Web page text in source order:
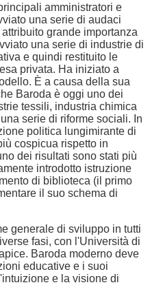
amministratori e
una serie di audaci
grande importanza
una serie di industrie di
e quindi restituito le
privata. Ha iniziato a
È a causa della sua
Baroda è oggi uno dei
tessili, industria chimica
serie di riforme sociali. In
politica lungimirante di
cospicua rispetto in
dei risultati sono stati più
introdotto istruzione
di biblioteca (il primo
il suo schema di
generale di sviluppo in tutti
fasi, con l'Università di
Baroda moderno deve
educative e i suoi
e la visione di